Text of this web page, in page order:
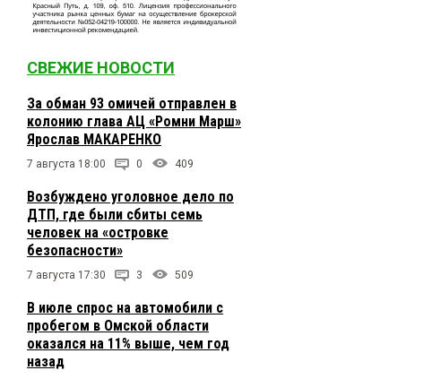
СВЕЖИЕ НОВОСТИ
За обман 93 омичей отправлен в
колонию глава АЦ «Ромни Марш»
Ярослав МАКАРЕНКО
7 августа 18:00 0 409
Возбуждено уголовное дело по
ДТП, где были сбиты семь
человек на «островке
безопасности»
7 августа 17:30 3 509
В июле спрос на автомобили с
пробегом в Омской области
оказался на 11% выше, чем год
назад